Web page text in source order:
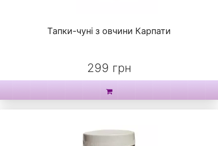
Тапки-чуні з овчини Карпати
299 грн